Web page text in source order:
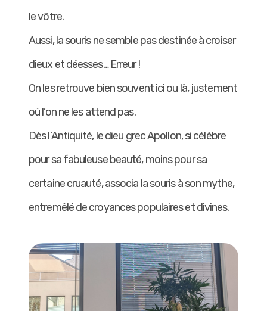
le vôtre.
Aussi, la souris ne semble pas destinée à croiser
dieux et déesses… Erreur !
On les retrouve bien souvent ici ou là, justement
où l’on ne les attend pas.
Dès l’Antiquité, le dieu grec Apollon, si célèbre
pour sa fabuleuse beauté, moins pour sa
certaine cruauté, associa la souris à son mythe,
entremêlé de croyances populaires et divines.